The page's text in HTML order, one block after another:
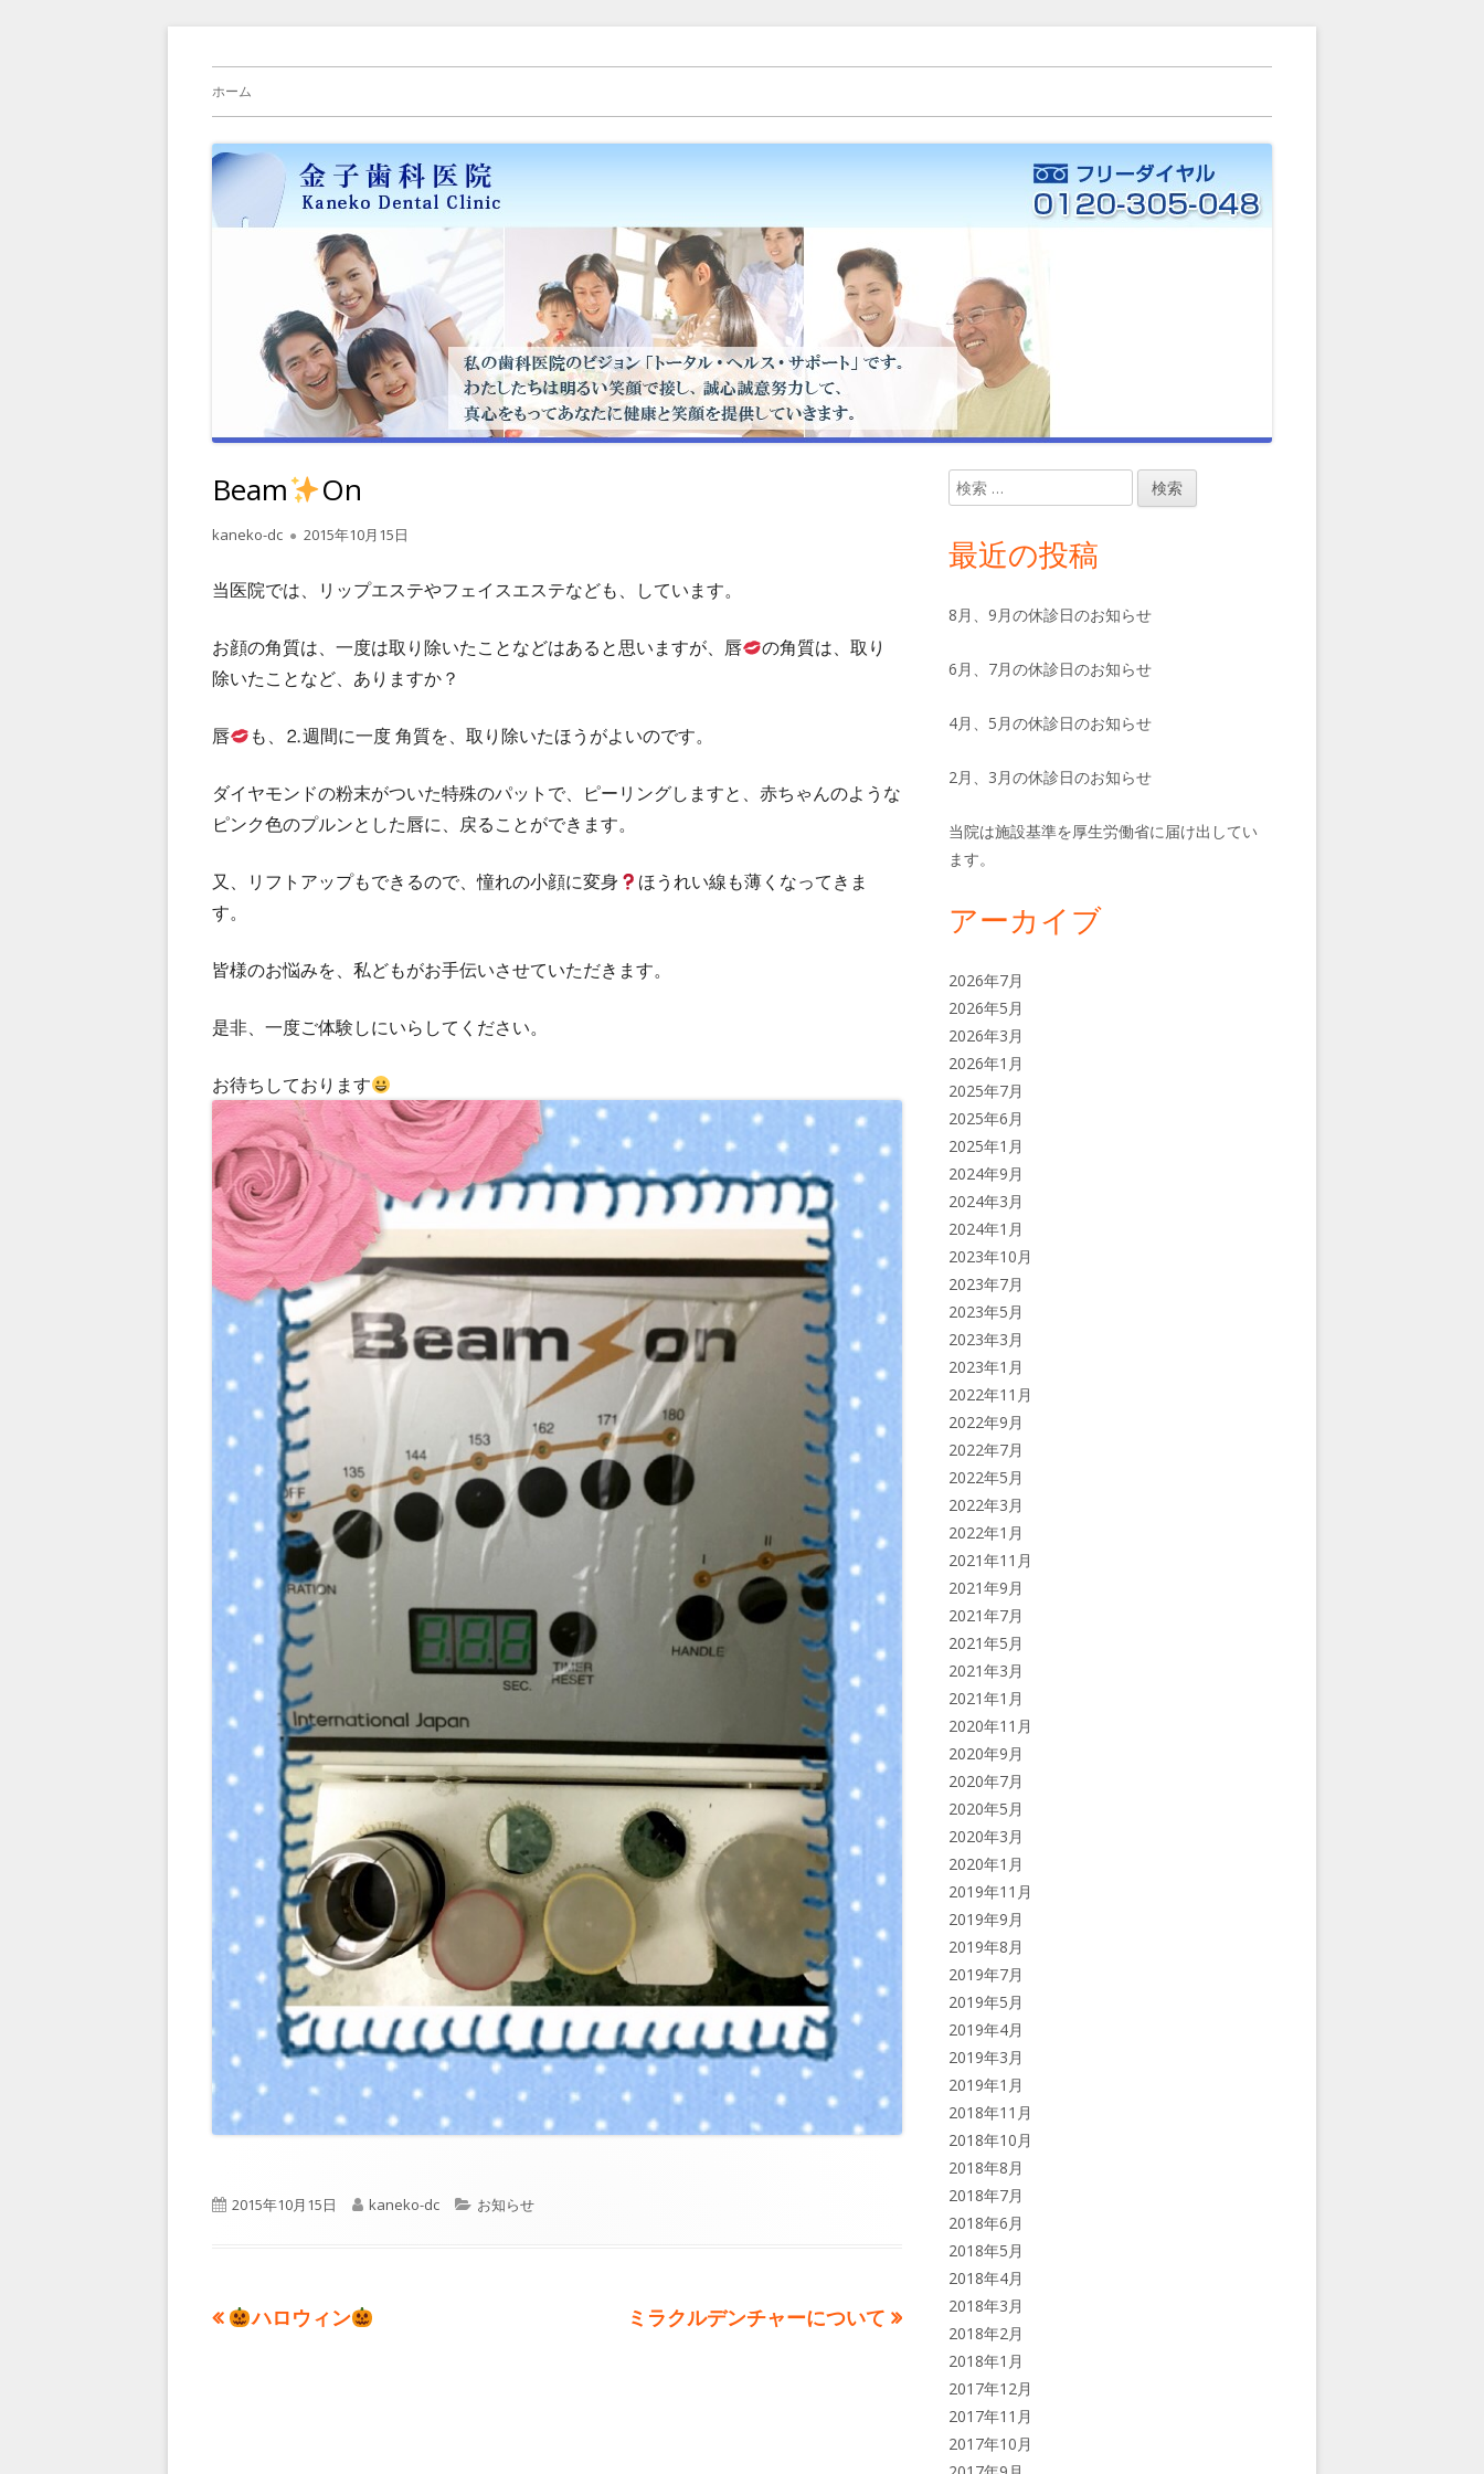
金子歯科医院の院長・スタッフブログ
メ
イ
ン
メ
ホーム
Beam On
作
者
kaneko-dc
公
2015年10月15日
当医院では、リップエステやフェイスエステなども、しています。
お顔の角質は、一度は取り除いたことなどはあると思いますが、唇
の角質は、取り
除いたことなど、ありますか？
唇 も、⒉週間に一度 角質を、取り除いたほうがよいのです。
ダイヤモンドの粉末がついた特殊のパットで、ピーリングしますと、赤ちゃんのような
ピンク色のプルンとした唇に、戻ることができます。
又、リフトアップもできるので、憧れの小顔に変身
ほうれい線も薄くなってきま
す。
皆様のお悩みを、私どもがお手伝いさせていただきます。
是非、一度ご体験しにいらしてください。
お待ちしております
公
2015年10月15日
作
kaneko-dc
カ
お知らせ
投前ハロウィン
次
ミラクルデンチャーについて
メ
イ
サ
イ
ド
バ
ー
検
索:
最近の投稿
8月、9月の休診日のお知らせ
6月、7月の休診日のお知らせ
4月、5月の休診日のお知らせ
2月、3月の休診日のお知らせ
当院は施設基準を厚生労働省に届け出してい
ます。
アーカイブ
2026年7月
2026年5月
2026年3月
2026年1月
2025年7月
2025年6月
2025年1月
2024年9月
2024年3月
2024年1月
2023年10月
2023年7月
2023年5月
2023年3月
2023年1月
2022年11月
2022年9月
2022年7月
2022年5月
2022年3月
2022年1月
2021年11月
2021年9月
2021年7月
2021年5月
2021年3月
2021年1月
2020年11月
2020年9月
2020年7月
2020年5月
2020年3月
2020年1月
2019年11月
2019年9月
2019年8月
2019年7月
2019年5月
2019年4月
2019年3月
2019年1月
2018年11月
2018年10月
2018年8月
2018年7月
2018年6月
2018年5月
2018年4月
2018年3月
2018年2月
2018年1月
2017年12月
2017年11月
2017年10月